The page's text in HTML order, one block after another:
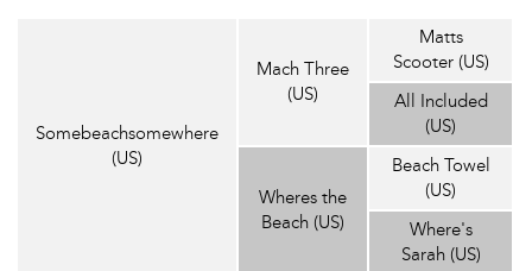
Somebeachsomewhere
(US)
Mach Three
(US)
Matts
Scooter (US)
All Included
(US)
Wheres the
Beach (US)
Beach Towel
(US)
Where's
Sarah (US)